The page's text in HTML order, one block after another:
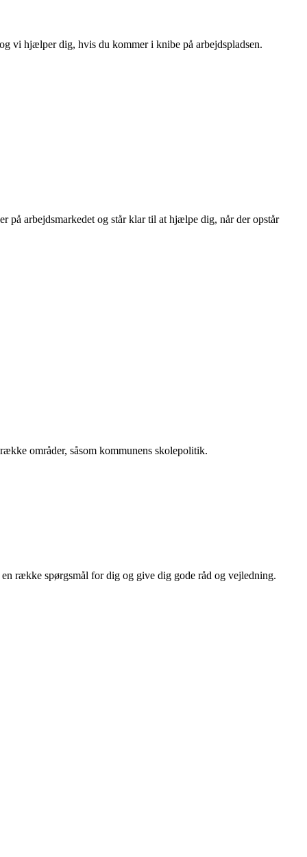
vi hjælper dig, hvis du kommer i knibe på arbejdspladsen.
på arbejdsmarkedet og står klar til at hjælpe dig, når der opstår
områder, såsom kommunens skolepolitik.
række spørgsmål for dig og give dig gode råd og vejledning.